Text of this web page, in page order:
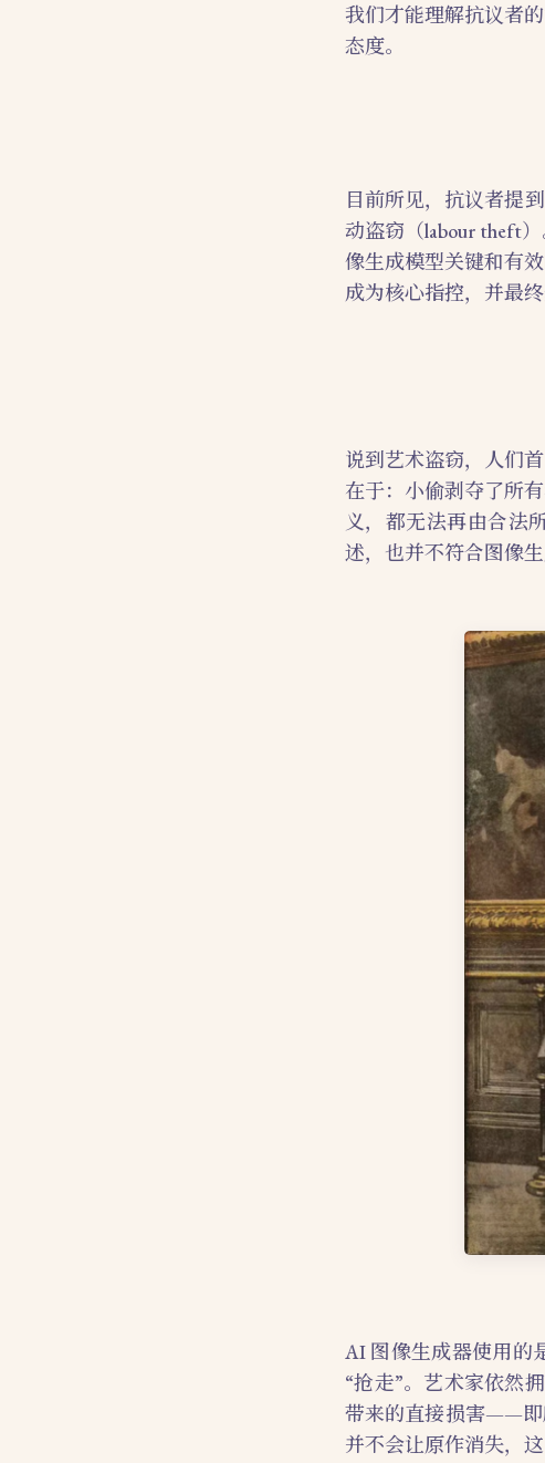
我们才能理解抗议者
态度。
目前所见，抗议者提
动盗窃（labour theft
像生成模型关键和有
成为核心指控，并最
说到艺术盗窃，人们
在于：小偷剥夺了所
义，都无法再由合法
述，也并不符合图像
AI 图像生成器使用的
“抢走”。艺术家依然
带来的直接损害——即
并不会让原作消失，